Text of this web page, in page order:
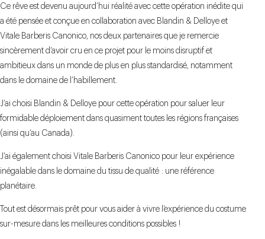
Ce rêve est devenu aujourd’hui réalité avec cette opération inédite qui
a été pensée et conçue en collaboration avec Blandin & Delloye et
Vitale Barberis Canonico, nos deux partenaires que je remercie
sincèrement d’avoir cru en ce projet pour le moins disruptif et
ambitieux dans un monde de plus en plus standardisé, notamment
dans le domaine de l’habillement.
J’ai choisi Blandin & Delloye pour cette opération pour saluer leur
formidable déploiement dans quasiment toutes les régions françaises
(ainsi qu’au Canada).
J’ai également choisi Vitale Barberis Canonico pour leur expérience
inégalable dans le domaine du tissu de qualité : une référence
planétaire.
Tout est désormais prêt pour vous aider à vivre l’expérience du costume
sur-mesure dans les meilleures conditions possibles !